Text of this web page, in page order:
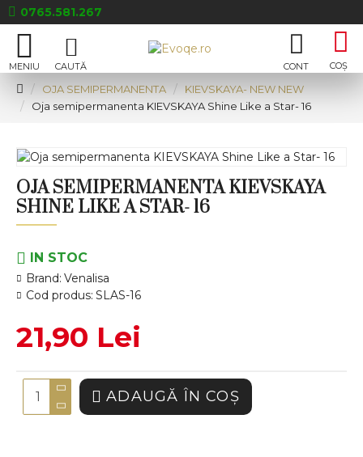
0765.581.267
OJA SEMIPERMANENTA
KIEVSKAYA- NEW NEW
Oja semipermanenta KIEVSKAYA Shine Like a Star- 16
OJA SEMIPERMANENTA KIEVSKAYA
SHINE LIKE A STAR- 16
IN STOC
Brand: Venalisa
Cod produs: SLAS-16
21,90 Lei
ADAUGĂ ÎN COŞ